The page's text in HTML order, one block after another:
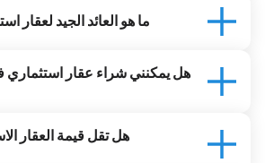
ما هو العائد الجيد لعقار
هل يمكنني شراء عقار استثماري
هل تقل قيمة العقار